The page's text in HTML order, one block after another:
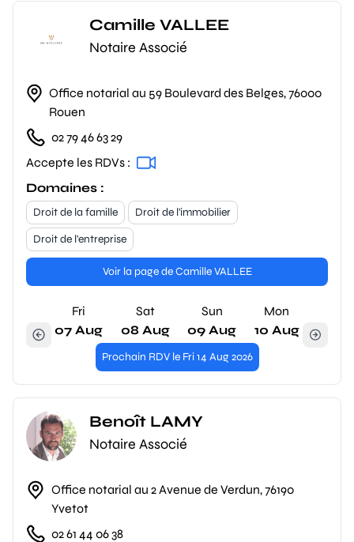
Camille VALLEE
Notaire Associé
Office notarial au 59 Boulevard des Belges, 76000
Rouen
02 79 46 63 29
Accepte les RDVs :
Domaines :
Droit de la famille
Droit de l'immobilier
Droit de l'entreprise
Voir la page de Camille VALLEE
Fri
07 Aug
Sat
08 Aug
Sun
09 Aug
Mon
10 Aug
Prochain RDV le Fri 14 Aug 2026
Benoît LAMY
Notaire Associé
Office notarial au 2 Avenue de Verdun, 76190
Yvetot
02 61 44 06 38